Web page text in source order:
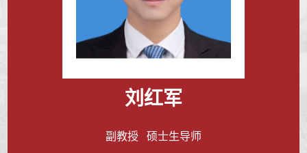
刘红军
副教授 硕士生导师